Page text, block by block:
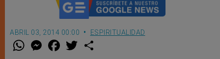
ABRIL 03, 2014 00:00 ESPIRITUALIDAD
W M
e
F
a w